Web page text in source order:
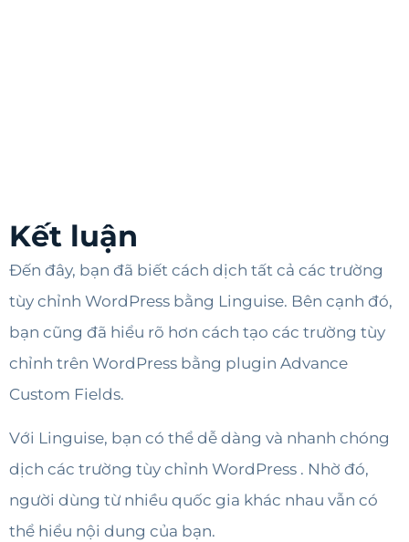
Kết luận
Đến đây, bạn đã biết cách dịch tất cả các trường
tùy chỉnh WordPress bằng Linguise. Bên cạnh đó,
bạn cũng đã hiểu rõ hơn cách tạo các trường tùy
chỉnh trên WordPress bằng plugin Advance
Custom Fields.
Với Linguise, bạn có thể dễ dàng và nhanh chóng
dịch các trường tùy chỉnh WordPress . Nhờ đó,
người dùng từ nhiều quốc gia khác nhau vẫn có
thể hiểu nội dung của bạn.